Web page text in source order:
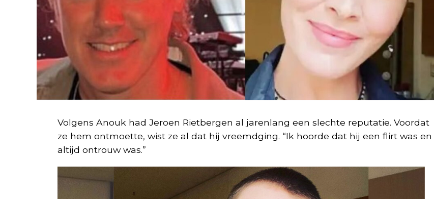
Volgens Anouk had Jeroen Rietbergen al jarenlang een slechte reputatie. Voordat
ze hem ontmoette, wist ze al dat hij vreemdging. “Ik hoorde dat hij een flirt was en
altijd ontrouw was.”